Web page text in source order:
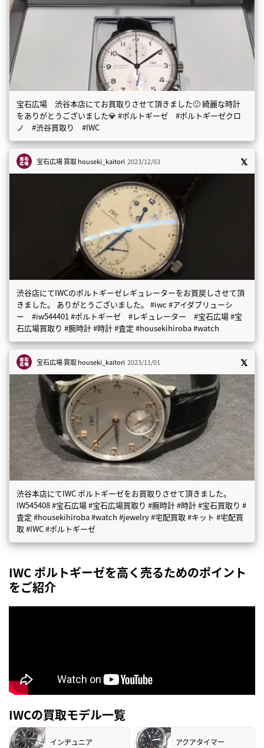
宝石広場 渋谷本店にてお買取りさせて頂きました🙂 綺麗な時計
をありがとうございました💎 #ポルトギーゼ #ポルトギーゼクロ
ノ #渋谷買取り #IWC
宝石広場 買取houseki_kaitori 2023/12/03
渋谷店にてIWCのポルトギーゼレギュレーターをお買戻しさせて頂
きました。 ありがとうございました。 #iwc #アイダブリューシ
ー #iw544401 #ポルトギーゼ #レギュレーター #宝石広場 #宝
石広場買取り #腕時計 #時計 #査定 #housekihiroba #watch
宝石広場 買取houseki_kaitori 2023/11/01
渋谷本店にてIWC ポルトギーゼをお買取りさせて頂きました。
IW545408 #宝石広場 #宝石広場買取り #腕時計 #時計 #宝石買取り #
査定 #housekihiroba #watch #jewelry #宅配買取 #キット #宅配買
取 #IWC #ポルトギーゼ
IWC ポルトギーゼを高く売るためのポイント
をご紹介
IWCの買取モデル一覧
インヂュニア アクアタイマー